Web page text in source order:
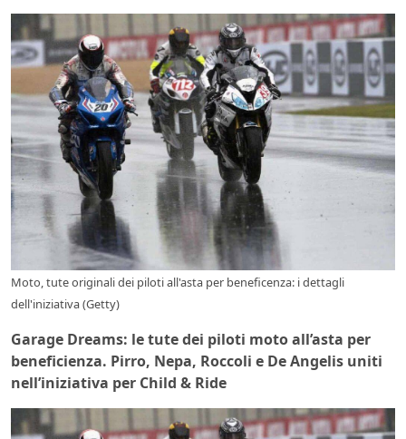
Moto, tute originali dei piloti all'asta per beneficenza: i dettagli
dell'iniziativa (Getty)
Garage Dreams: le tute dei piloti moto all’asta per
beneficienza. Pirro, Nepa, Roccoli e De Angelis uniti
nell’iniziativa per Child & Ride